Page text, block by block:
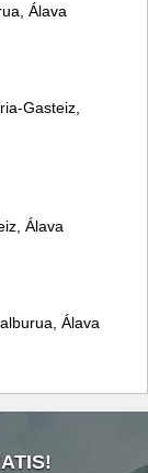
Álava
Gasteiz,
Álava
Álava